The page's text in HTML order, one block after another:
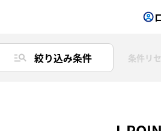
絞り込み条件 条件リ